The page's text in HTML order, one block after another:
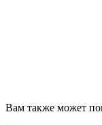
Вам также может